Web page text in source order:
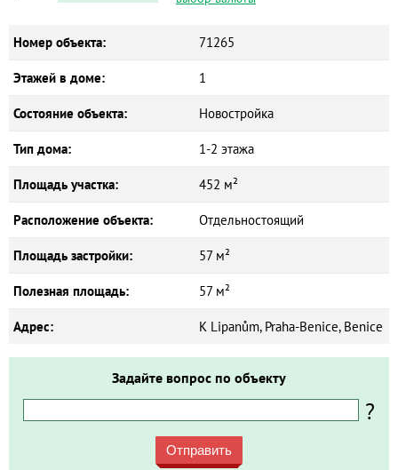
Номер объекта: 71265
Этажей в доме: 1
Состояние объекта: Новостройка
Тип дома: 1-2 этажа
Площадь участка: 452 м²
Расположение объекта: Отдельностоящий
Площадь застройки: 57 м²
Полезная площадь: 57 м²
Адрес: K Lipanům, Praha-Benice, Benice
Задайте вопрос по объекту
?
Отправить